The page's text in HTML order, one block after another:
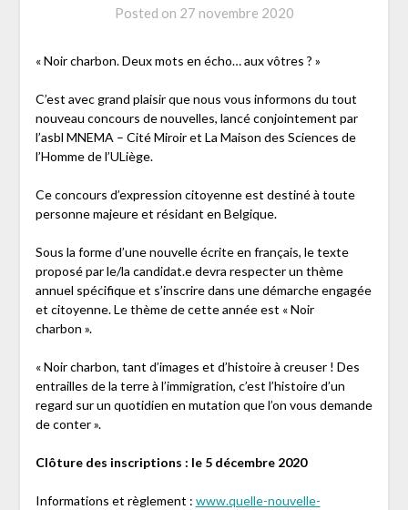
Posted on 27 novembre 2020
« Noir charbon. Deux mots en écho… aux vôtres ? »
C’est avec grand plaisir que nous vous informons du tout
nouveau concours de nouvelles, lancé conjointement par
l’asbl MNEMA – Cité Miroir et La Maison des Sciences de
l’Homme de l’ULiège.
Ce concours d’expression citoyenne est destiné à toute
personne majeure et résidant en Belgique.
Sous la forme d’une nouvelle écrite en français, le texte
proposé par le/la candidat.e devra respecter un thème
annuel spécifique et s’inscrire dans une démarche engagée
et citoyenne. Le thème de cette année est « Noir
charbon ».
« Noir charbon, tant d’images et d’histoire à creuser ! Des
entrailles de la terre à l’immigration, c’est l’histoire d’un
regard sur un quotidien en mutation que l’on vous demande
de conter ».
Clôture des inscriptions : le 5 décembre 2020
Informations et règlement : www.quelle-nouvelle-